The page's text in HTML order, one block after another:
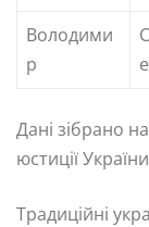
Володими
р
е
Дані зібрано
юстиції
Традиційні